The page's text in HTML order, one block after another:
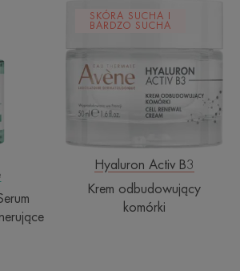
Krem
odbudowujący
SKÓRA SUCHA I
BARDZO SUCHA
Hyaluron Activ B3
Krem odbudowujący
komórki